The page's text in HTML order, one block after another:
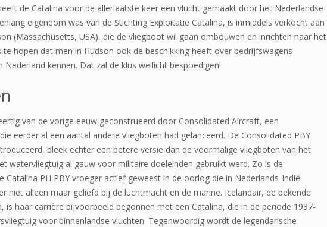
de Catalina voor de allerlaatste keer een vlucht gemaakt door het Nederlandse
eigendom was van de Stichting Exploitatie Catalina, is inmiddels verkocht aan
(Massachusetts, USA), die de vliegboot wil gaan ombouwen en inrichten naar het
hopen dat men in Hudson ook de beschikking heeft over bedrijfswagens
Nederland kennen. Dat zal de klus wellicht bespoedigen!
van de vorige eeuw geconstrueerd door Consolidated Aircraft, een
eerder al een aantal andere vliegboten had gelanceerd. De Consolidated PBY
bleek echter een betere versie dan de voormalige vliegboten van het
watervliegtuig al gauw voor militaire doeleinden gebruikt werd. Zo is de
Catalina PH PBY vroeger actief geweest in de oorlog die in Nederlands-Indië
niet alleen maar geliefd bij de luchtmacht en de marine. Icelandair, de bekende
is haar carrière bijvoorbeeld begonnen met een Catalina, die in de periode 1937-
voor binnenlandse vluchten. Tegenwoordig wordt de legendarische